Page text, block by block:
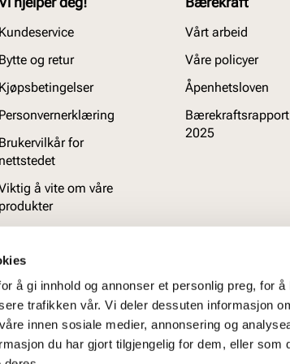
å gi innhold og annonser et personlig preg, for
trafikken vår. Vi deler dessuten informasjon
innen sosiale medier, annonsering og
du har gjort tilgjengelig for dem, eller som
Kundeservice
Bytte og retur
Kjøpsbetingelser
Personvernerklæring
Brukervilkår for
nettstedet
å vite om våre
produkter
Vårt arbeid
Våre policyer
Åpenhetsloven
Bærekraftsrapport
2025